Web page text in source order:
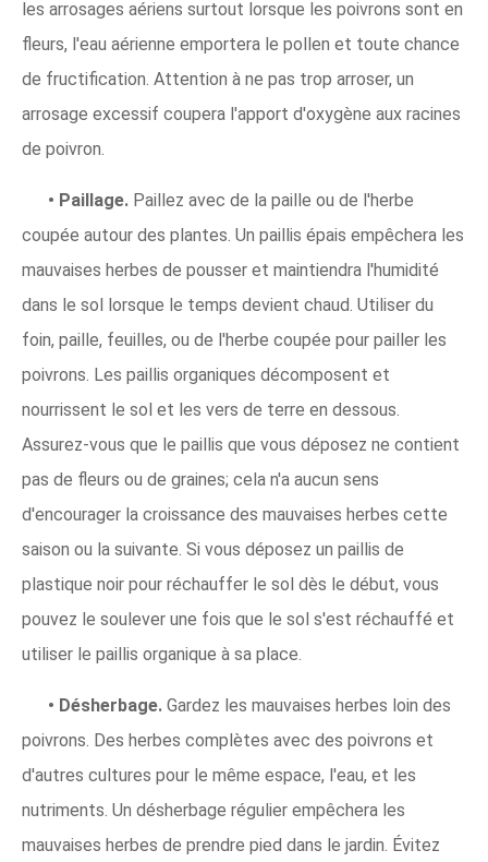
les arrosages aériens surtout lorsque les poivrons sont en
fleurs, l'eau aérienne emportera le pollen et toute chance
de fructification. Attention à ne pas trop arroser, un
arrosage excessif coupera l'apport d'oxygène aux racines
de poivron.
• Paillage. Paillez avec de la paille ou de l'herbe
coupée autour des plantes. Un paillis épais empêchera les
mauvaises herbes de pousser et maintiendra l'humidité
dans le sol lorsque le temps devient chaud. Utiliser du
foin, paille, feuilles, ou de l'herbe coupée pour pailler les
poivrons. Les paillis organiques décomposent et
nourrissent le sol et les vers de terre en dessous.
Assurez-vous que le paillis que vous déposez ne contient
pas de fleurs ou de graines; cela n'a aucun sens
d'encourager la croissance des mauvaises herbes cette
saison ou la suivante. Si vous déposez un paillis de
plastique noir pour réchauffer le sol dès le début, vous
pouvez le soulever une fois que le sol s'est réchauffé et
utiliser le paillis organique à sa place.
• Désherbage. Gardez les mauvaises herbes loin des
poivrons. Des herbes complètes avec des poivrons et
d'autres cultures pour le même espace, l'eau, et les
nutriments. Un désherbage régulier empêchera les
mauvaises herbes de prendre pied dans le jardin. Évitez